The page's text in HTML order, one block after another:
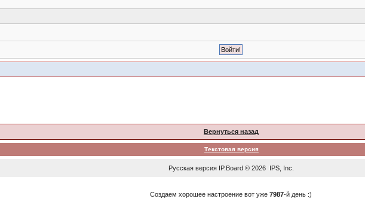
Вернуться назад
Текстовая версия
Русская версия IP.Board© 2026 IPS, Inc
Создаем хорошее настроение вот уже7987-й день :)